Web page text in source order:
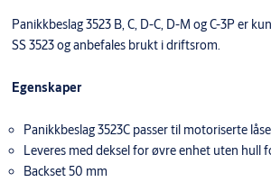
Panikkbeslag 3523 B, C, D-C, D-M og C-3P er
SS 3523 og anbefales brukt i driftsrom.
Egenskaper
Panikkbeslag 3523C passer til motoriserte
Leveres med deksel for øvre enhet uten hull
Backset 50 mm